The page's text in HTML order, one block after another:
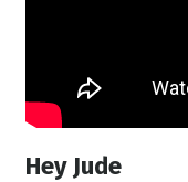
Hey Jude